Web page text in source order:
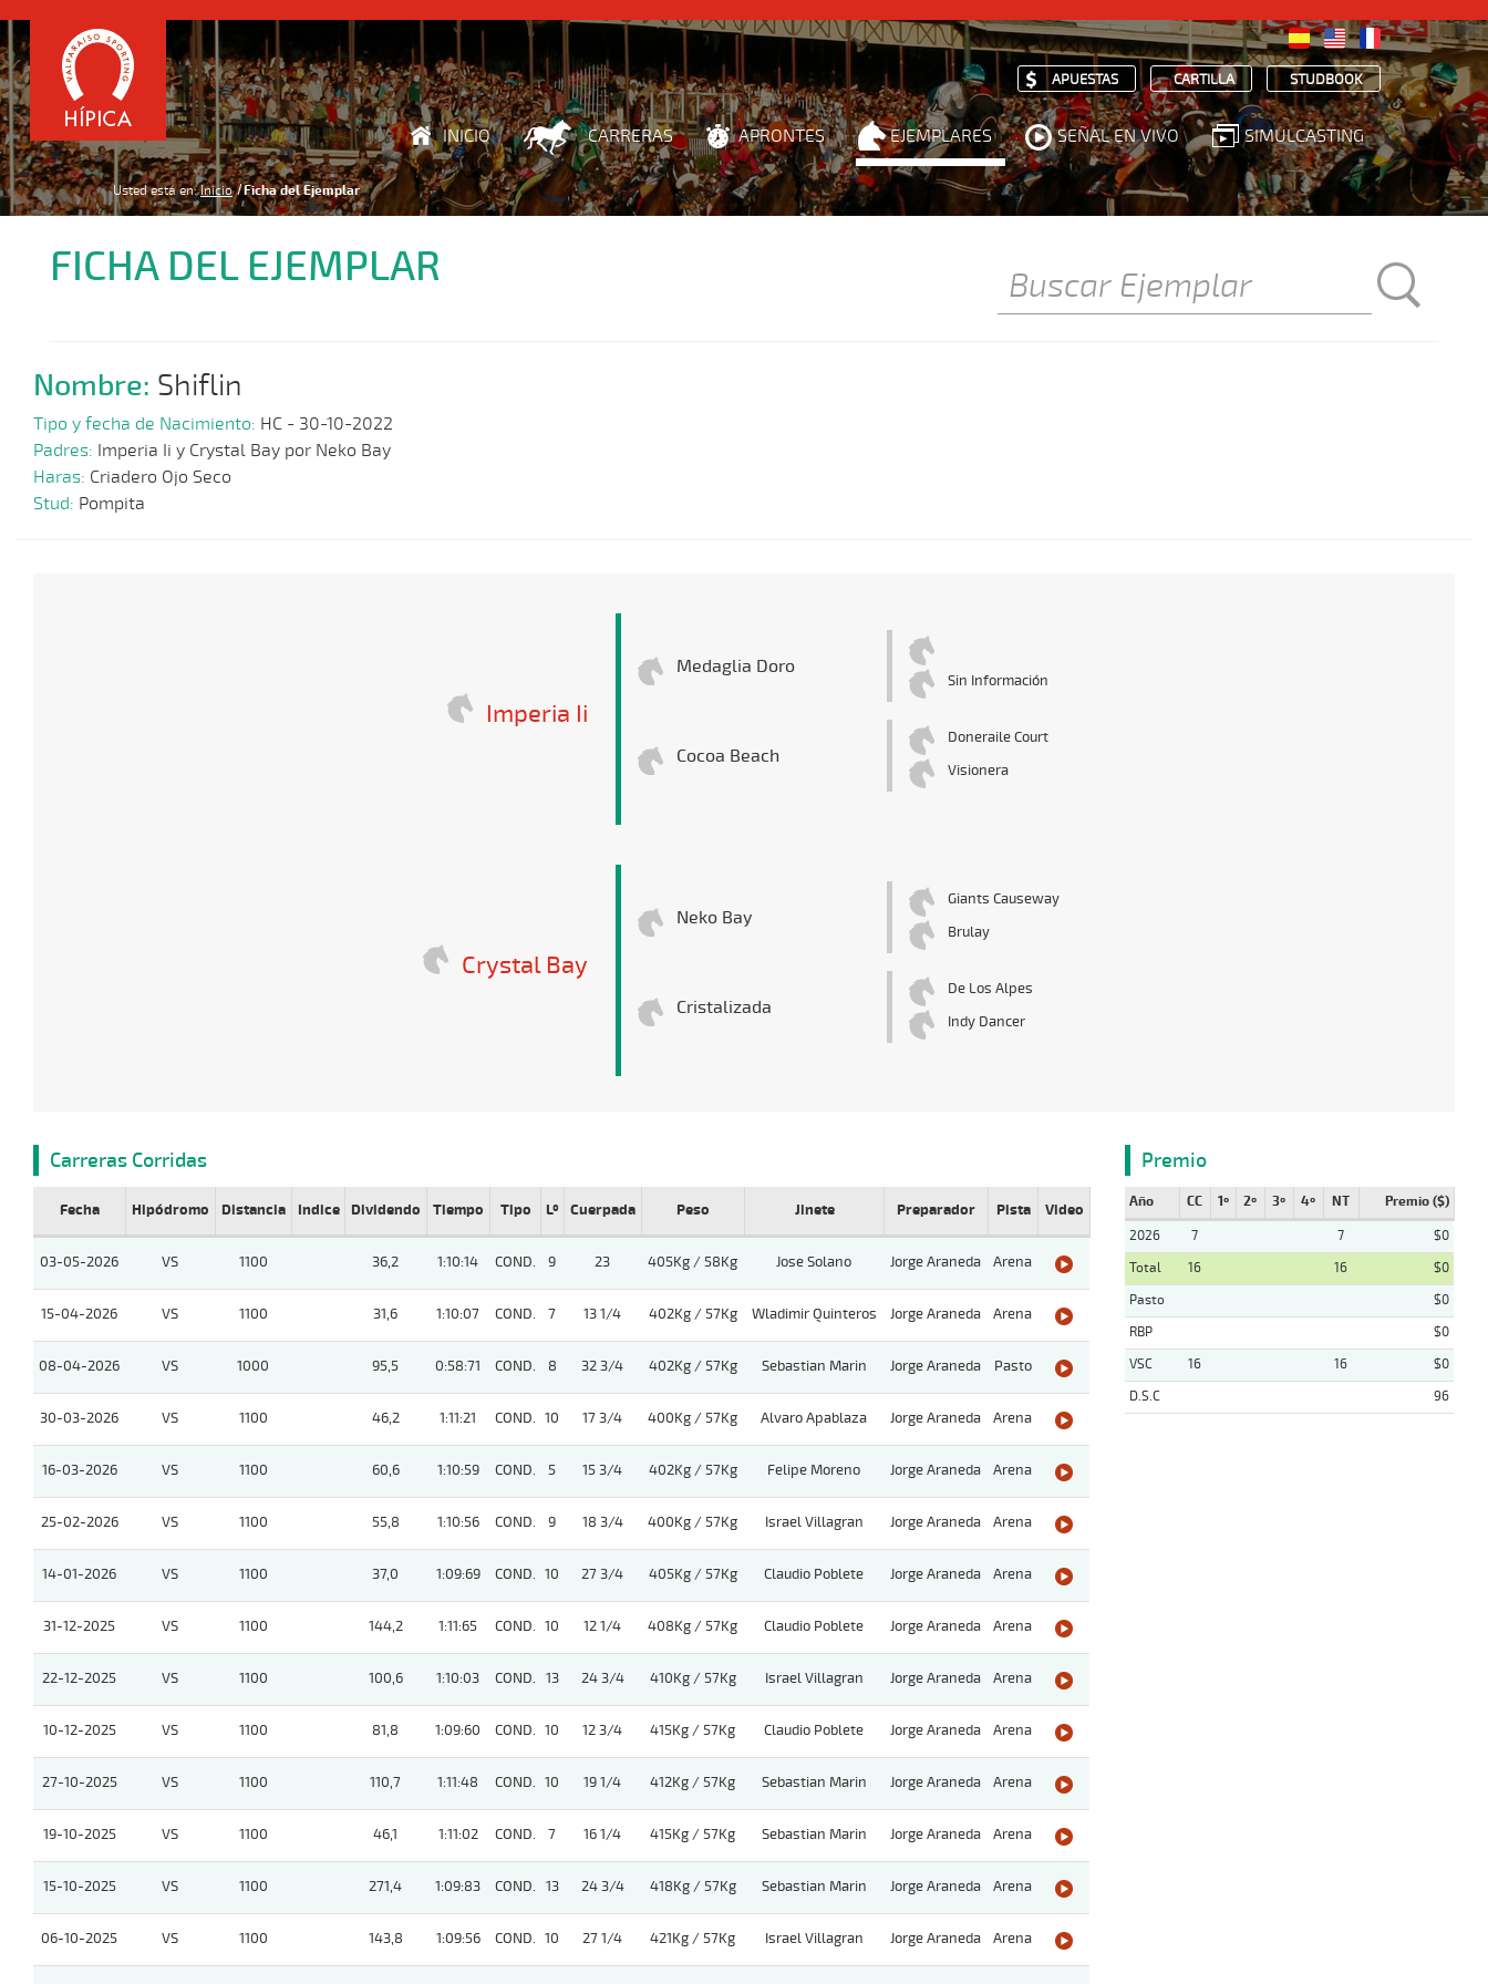
APUESTAS CARTILLA STUDBOOK
INICIO CARRERAS APRONTES EJEMPLARES SEÑAL EN VIVO SIMULCASTING
Usted está en: Inicio Ficha del Ejemplar
FICHA DEL EJEMPLAR
Nombre: Shiflin
Tipo y fecha de Nacimiento: HC - 30-10-2022
Padres: Imperia Ii y Crystal Bay por Neko Bay
Haras: Criadero Ojo Seco
Stud: Pompita
Imperia Ii
Medaglia Doro
Sin Información
Cocoa Beach
Doneraile Court
Visionera
Crystal Bay
Neko Bay
Giants Causeway
Brulay
Cristalizada
De Los Alpes
Indy Dancer
Carreras Corridas
Fecha Hipódromo Distancia Indice Dividendo Tiempo Tipo Lº Cuerpada Peso Jinete Preparador Pista Video
03-05-2026 VS 1100 36,2 1:10:14 COND. 9 23 405Kg / 58Kg Jose Solano Jorge Araneda Arena
15-04-2026 VS 1100 31,6 1:10:07 COND. 7 13 1/4 402Kg / 57Kg Wladimir Quinteros Jorge Araneda Arena
08-04-2026 VS 1000 95,5 0:58:71 COND. 8 32 3/4 402Kg / 57Kg Sebastian Marin Jorge Araneda Pasto
30-03-2026 VS 1100 46,2 1:11:21 COND. 10 17 3/4 400Kg / 57Kg Alvaro Apablaza Jorge Araneda Arena
16-03-2026 VS 1100 60,6 1:10:59 COND. 5 15 3/4 402Kg / 57Kg Felipe Moreno Jorge Araneda Arena
25-02-2026 VS 1100 55,8 1:10:56 COND. 9 18 3/4 400Kg / 57Kg Israel Villagran Jorge Araneda Arena
14-01-2026 VS 1100 37,0 1:09:69 COND. 10 27 3/4 405Kg / 57Kg Claudio Poblete Jorge Araneda Arena
31-12-2025 VS 1100 144,2 1:11:65 COND. 10 12 1/4 408Kg / 57Kg Claudio Poblete Jorge Araneda Arena
22-12-2025 VS 1100 100,6 1:10:03 COND. 13 24 3/4 410Kg / 57Kg Israel Villagran Jorge Araneda Arena
10-12-2025 VS 1100 81,8 1:09:60 COND. 10 12 3/4 415Kg / 57Kg Claudio Poblete Jorge Araneda Arena
27-10-2025 VS 1100 110,7 1:11:48 COND. 10 19 1/4 412Kg / 57Kg Sebastian Marin Jorge Araneda Arena
19-10-2025 VS 1100 46,1 1:11:02 COND. 7 16 1/4 415Kg / 57Kg Sebastian Marin Jorge Araneda Arena
15-10-2025 VS 1100 271,4 1:09:83 COND. 13 24 3/4 418Kg / 57Kg Sebastian Marin Jorge Araneda Arena
06-10-2025 VS 1100 143,8 1:09:56 COND. 10 27 1/4 421Kg / 57Kg Israel Villagran Jorge Araneda Arena
Premio
Año CC 1º 2º 3º 4º NT Premio ($)
2026 7 7
$0
Total
16 16
$0
Pasto
$0
RBP
$0
VSC
16 16
$0
D.S.C
96